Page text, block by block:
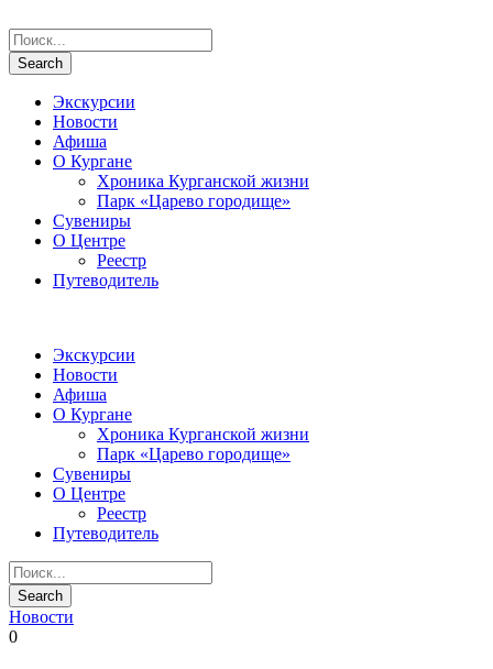
Экскурсии
Новости
Афиша
О Кургане
Хроника Курганской жизни
Парк «Царево городище»
Сувениры
О Центре
Реестр
Путеводитель
Экскурсии
Новости
Афиша
О Кургане
Хроника Курганской жизни
Парк «Царево городище»
Сувениры
О Центре
Реестр
Путеводитель
Новости
0